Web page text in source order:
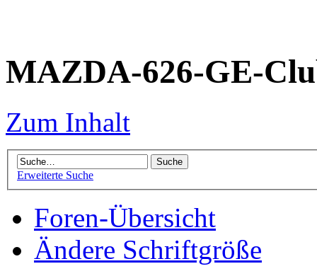
MAZDA-626-GE-
Zum Inhalt
Erweiterte Suche
Foren-Übersicht
Ändere Schriftgröße